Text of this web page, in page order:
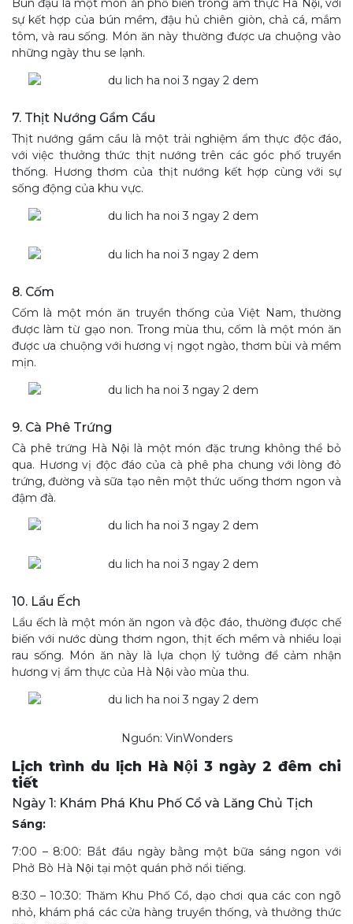
Bún đậu là một món ăn phổ biến trong ẩm thực Hà Nội, với
sự kết hợp của bún mềm, đậu hủ chiên giòn, chả cá, mắm
tôm, và rau sống. Món ăn này thường được ưa chuộng vào
những ngày thu se lạnh.
7. Thịt Nướng Gầm Cầu
Thịt nướng gầm cầu là một trải nghiệm ẩm thực độc đáo,
với việc thưởng thức thịt nướng trên các góc phố truyền
thống. Hương thơm của thịt nướng kết hợp cùng với sự
sống động của khu vực.
8. Cốm
Cốm là một món ăn truyền thống của Việt Nam, thường
được làm từ gạo non. Trong mùa thu, cốm là một món ăn
được ưa chuộng với hương vị ngọt ngào, thơm bùi và mềm
mịn.
9. Cà Phê Trứng
Cà phê trứng Hà Nội là một món đặc trưng không thể bỏ
qua. Hương vị độc đáo của cà phê pha chung với lòng đỏ
trứng, đường và sữa tạo nên một thức uống thơm ngon và
đậm đà.
10. Lẩu Ếch
Lẩu ếch là một món ăn ngon và độc đáo, thường được chế
biến với nước dùng thơm ngon, thịt ếch mềm và nhiều loại
rau sống. Món ăn này là lựa chọn lý tưởng để cảm nhận
hương vị ẩm thực của Hà Nội vào mùa thu.
Nguồn: VinWonders
Lịch trình du lịch Hà Nội 3 ngày 2 đêm chi
tiết
Ngày 1: Khám Phá Khu Phố Cổ và Lăng Chủ Tịch
Sáng:
7:00 – 8:00: Bắt đầu ngày bằng một bữa sáng ngon với
Phở Bò Hà Nội tại một quán phở nổi tiếng.
8:30 – 10:30: Thăm Khu Phố Cổ, dạo chơi qua các con ngõ
nhỏ, khám phá các cửa hàng truyền thống, và thưởng thức